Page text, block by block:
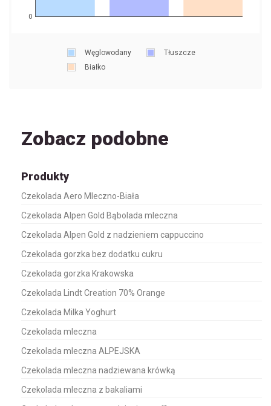
0
Węglowodany
Tłuszcze
Białko
Zobacz podobne
Produkty
Czekolada Aero Mleczno-Biała
Czekolada Alpen Gold Bąbolada mleczna
Czekolada Alpen Gold z nadzieniem cappuccino
Czekolada gorzka bez dodatku cukru
Czekolada gorzka Krakowska
Czekolada Lindt Creation 70% Orange
Czekolada Milka Yoghurt
Czekolada mleczna
Czekolada mleczna ALPEJSKA
Czekolada mleczna nadziewana krówką
Czekolada mleczna z bakaliami